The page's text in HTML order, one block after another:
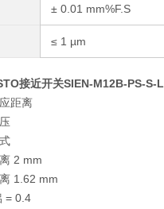
± 0.01 mm%F.S
≤ 1 µm
接近开关SIEN-M12B-PS-S-L
距离
2 mm
1.62 mm
= 0.4